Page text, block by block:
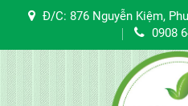
Đ/C: 876 Nguyễn Kiệm,
0908